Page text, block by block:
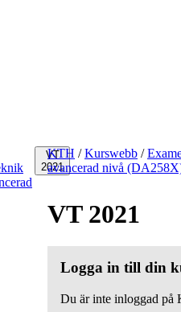
VT
2021
KTH / Kurswebb /
avancerad nivå
VT 2021
Logga in till din
Du är inte inloggad på